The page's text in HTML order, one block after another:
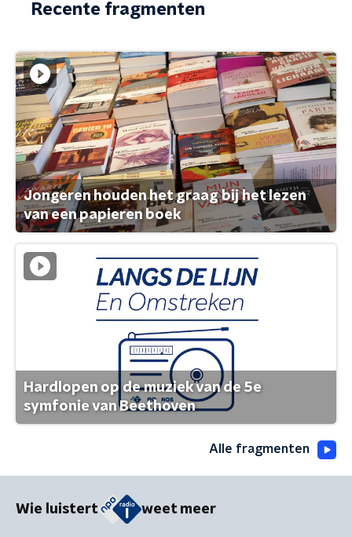
Recente fragmenten
Jongeren houden het graag bij het lezen
van een papieren boek
Hardlopen op de muziek van de 5e
symfonie van Beethoven
Alle fragmenten
Wie luistert weet meer